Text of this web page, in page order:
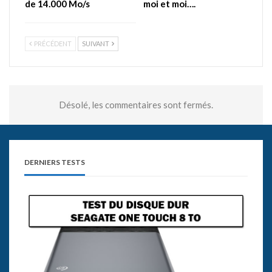
de 14.000 Mo/s moi et moi….
PRÉCÉDENT SUIVANT
Désolé, les commentaires sont fermés.
DERNIERS TESTS